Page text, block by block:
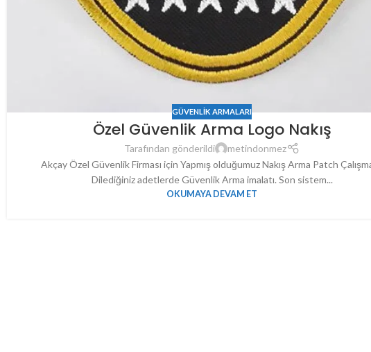
GÜVENLIK ARMALARI
Özel Güvenlik Arma Logo Nakış
Tarafından gönderildi
metindonmez
Akçay Özel Güvenlik Firması için Yapmış olduğumuz Nakış Arma Patch
Dilediğiniz adetlerde Güvenlik Arma imalatı. Son sistem...
OKUMAYA DEVAM ET